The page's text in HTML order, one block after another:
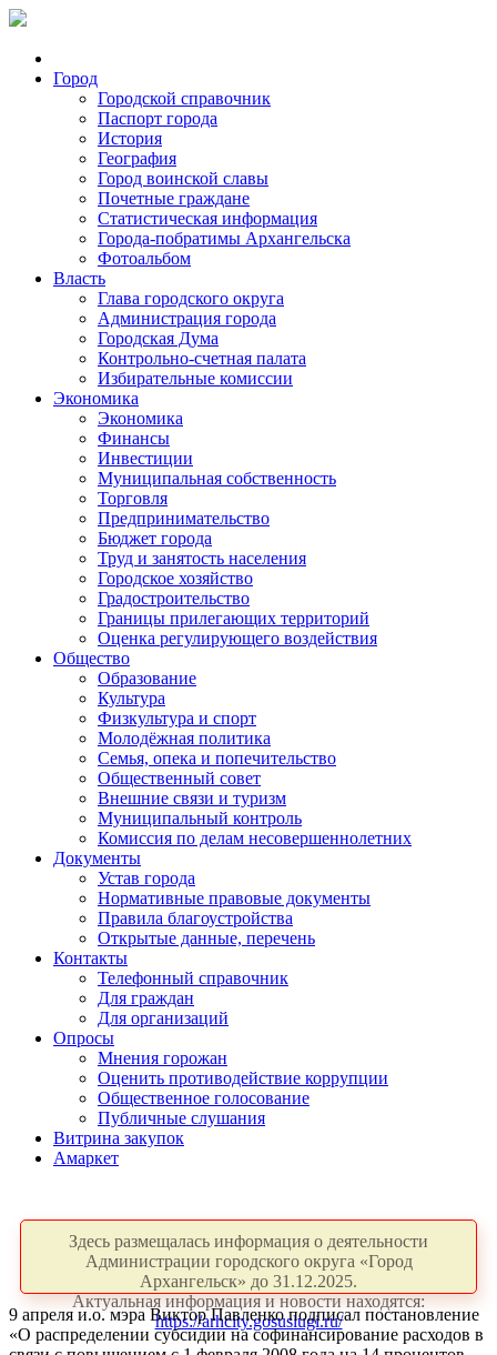
Город
Городской справочник
Паспорт города
История
География
Город воинской славы
Почетные граждане
Статистическая информация
Города-побратимы Архангельска
Фотоальбом
Власть
Глава городского округа
Администрация города
Городская Дума
Контрольно-счетная палата
Избирательные комиссии
Экономика
Экономика
Финансы
Инвестиции
Муниципальная собственность
Торговля
Предпринимательство
Бюджет города
Труд и занятость населения
Городское хозяйство
Градостроительство
Границы прилегающих территорий
Оценка регулирующего воздействия
Общество
Образование
Культура
Физкультура и спорт
Молодёжная политика
Семья, опека и попечительство
Общественный совет
Внешние связи и туризм
Муниципальный контроль
Комиссия по делам несовершеннолетних
Документы
Устав города
Нормативные правовые документы
Правила благоустройства
Открытые данные, перечень
Контакты
Телефонный справочник
Для граждан
Для организаций
Опросы
Мнения горожан
Оценить противодействие коррупции
Общественное голосование
Публичные слушания
Витрина закупок
Амаркет
Здесь размещалась информация о деятельности
Администрации городского округа «Город
Архангельск» до 31.12.2025.
Актуальная информация и новости находятся:
https://arhcity.gosuslugi.ru/
9 апреля и.о. мэра Виктор Павленко подписал постановление
«О распределении субсидии на софинансирование расходов в